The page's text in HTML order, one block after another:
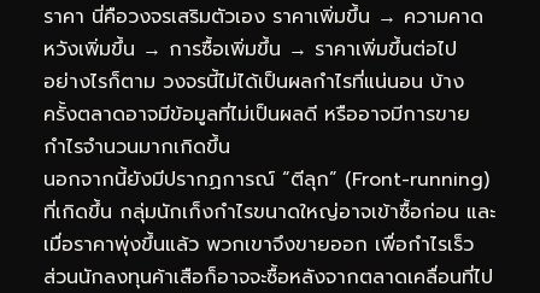
ราคา นี่คือวงจรเสริมตัวเอง ราคาเพิ่มขึ้น → ความคาด
หวังเพิ่มขึ้น → การซื้อเพิ่มขึ้น → ราคาเพิ่มขึ้นต่อไป
อย่างไรก็ตาม วงจรนี้ไม่ได้เป็นผลกำไรที่แน่นอน บ้าง
ครั้งตลาดอาจมีข้อมูลที่ไม่เป็นผลดี หรืออาจมีการขาย
กำไรจำนวนมากเกิดขึ้น
นอกจากนี้ยังมีปรากฏการณ์ “ตีลุก” (Front-running)
ที่เกิดขึ้น กลุ่มนักเก็งกำไรขนาดใหญ่อาจเข้าซื้อก่อน และ
เมื่อราคาพุ่งขึ้นแล้ว พวกเขาจึงขายออก เพื่อกำไรเร็ว
ส่วนนักลงทุนค้าเสือก็อาจจะซื้อหลังจากตลาดเคลื่อนที่ไป